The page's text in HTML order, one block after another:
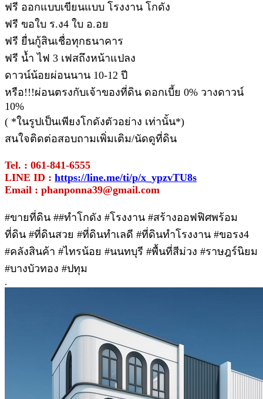
ฟรี ออกแบบเขียนแบบ โรงงาน โกดัง
ฟรี ขอใบ ร.ง4 ใบ อ.อย
ฟรี ยื่นกู้สินเชื่อทุกธนาคาร
ฟรี น้ำ ไฟ 3 เฟสถึงหน้าแปลง
ดาวน์น้อยผ่อนนาน 10-12 ปี
หรือ!!!ผ่อนตรงกับเจ้าของที่ดิน ดอกเบี้ย 0% วางดาวน์
10%
( *ในรูปเป็นเพียงโกดังตัวอย่าง เท่านั้น*)
สนใจติดต่อสอบถามเพิ่มเติม/นัดดูที่ดิน
Tel. : 061-841-6555
LINE ID : https://line.me/ti/p/x_ypzvTU8s
Email : phanponna39@gmail.com
#ขายที่ดิน ##ทําโกดัง #โรงงาน #สร้างออฟฟิศพร้อม
ที่ดิน #ที่ดินสวย #ที่ดินทำเลดี #ที่ดินทำโรงงาน #ขอรง4
#คลังสินค้า #ไทรน้อย #นนทบุรี #พื้นที่สีม่วง #ราษฎร์นิยม
#บางบัวทอง #ปทุม
.